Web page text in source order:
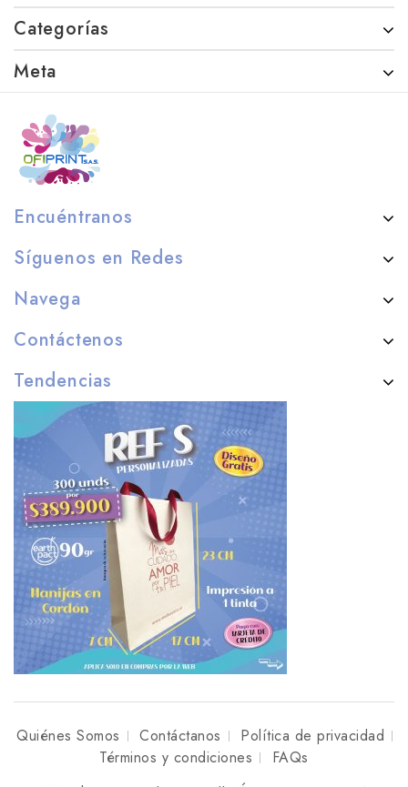
Categorías
Meta
Encuéntranos
Síguenos en Redes
Navega
Contáctenos
Tendencias
Quiénes Somos Contáctanos
Política de privacidad
Términos y condiciones
FAQs